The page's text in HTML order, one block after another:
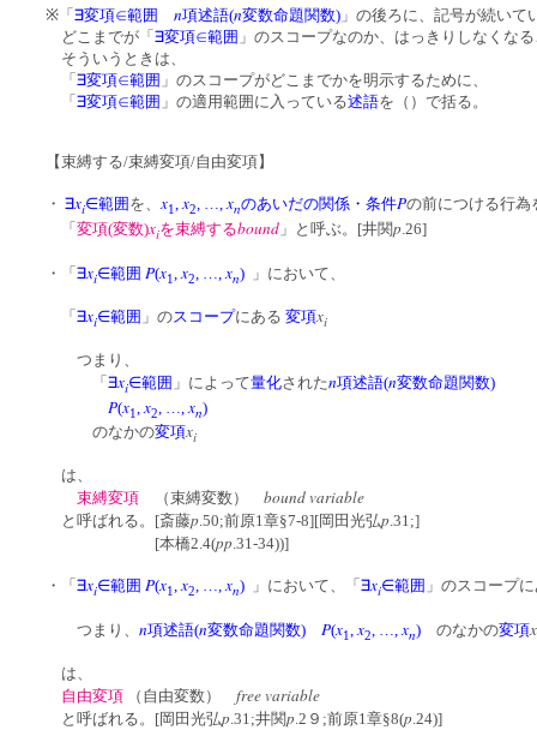
※「 ∃変項∈範囲 n項述語(n変数命題関数) 」の後ろに、記号が続いて
どこまでが「 ∃変項∈範囲 」のスコープなのか、はっきりしなくな
そういうときは、
「 ∃変項∈範囲 」のスコープがどこまでかを明示するために、
「 ∃変項∈範囲 」の適用範囲に入っている述語を（）で括る。
【束縛する/束縛変項/自由変項】
・ ∃xi∈範囲 を、x1,x2, …,xnのあいだの関係・条件Pの前につける行為
「 変項(変数)xiを束縛するbound 」 と呼ぶ。[井関p .26]
・「∃xi∈範囲 P(x1 x2 xn) 」において、
「 ∃xi∈範囲 」のスコープにある 変項xi
つまり、
「 ∃xi∈範囲 」によって量化されたn項述語(n変数命題関数)
P(x1 x2 xn)
のなかの変項xi
は、
束縛変項 （束縛変数） bound variable
と呼ばれる。[斎藤p .50;前原1章§7-8][岡田光弘p .31;]
[本橋2.4(pp .31-34))]
・「 ∃xi∈範囲 P(x1,x2, …,xn) 」において、「 ∃xi∈範囲 」のスコープ
つまり、 n項述語(n変数命題関数) P(x1 x2 xn) のなかの変項x
は、
自由変項 （自由変数） freevariable
と呼ばれる。[岡田光弘p .31;井関p .2９;前原1章§8(p .24)]